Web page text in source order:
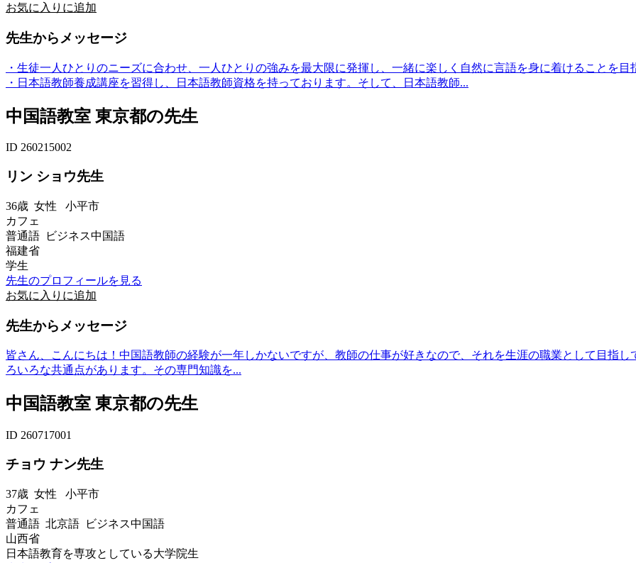
お気に入りに追加
先生からメッセージ
・生徒一人ひとりのニーズに合わせ、一人ひとりの強みを最大限に発揮し、一緒に楽しく自然に言語を身に着けることを目
・日本語教師養成講座を習得し、日本語教師資格を持っております。そして、日本語教師...
中国語教室 東京都の先生
ID 260215002
リン ショウ先生
36歳 女性 小平市
カフェ
普通語 ビジネス中国語
福建省
学生
先生のプロフィールを見る
お気に入りに追加
先生からメッセージ
皆さん、こんにちは！中国語教師の経験が一年しかないですが、教師の仕事が好きなので、それを生涯の職業として目指
ろいろな共通点があります。その専門知識を...
中国語教室 東京都の先生
ID 260717001
チョウ ナン先生
37歳 女性 小平市
カフェ
普通語 北京語 ビジネス中国語
山西省
日本語教育を専攻としている大学院生